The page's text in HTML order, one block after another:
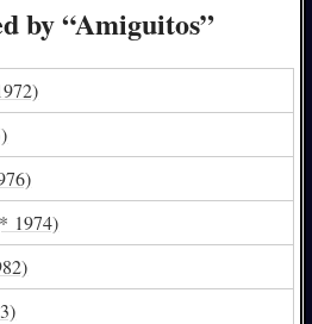
by “Amiguitos”
1974)